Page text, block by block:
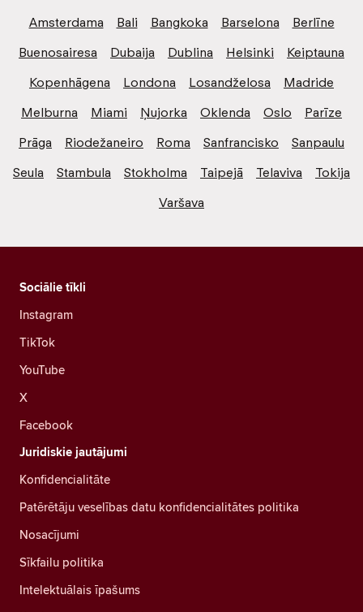
Amsterdama Bali Bangkoka Barselona
Berlīne
Buenosairesa
Dubaija Dublina Helsinki
Keiptauna
Kopenhāgena
Londona Losandželosa
Madride
Melburna
Miami Ņujorka Oklenda Oslo
Parīze
Prāga
Riodežaneiro Roma Sanfrancisko
Sanpaulu
Seula
Stambula Stokholma Taipejā Telaviva
Tokija
Varšava
Sociālie tīkli
Instagram
TikTok
YouTube
X
Facebook
Juridiskie jautājumi
Konfidencialitāte
Patērētāju veselības datu konfidencialitātes politika
Nosacījumi
Sīkfailu politika
Intelektuālais īpašums